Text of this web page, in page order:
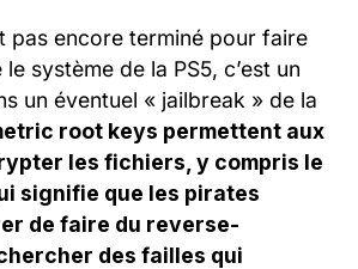
pas encore terminé pour faire
système de la PS5, c’est un
un éventuel « jailbreak » de la
root keys permettent aux
les fichiers, y compris le
signifie que les pirates
de faire du reverse-
des failles qui